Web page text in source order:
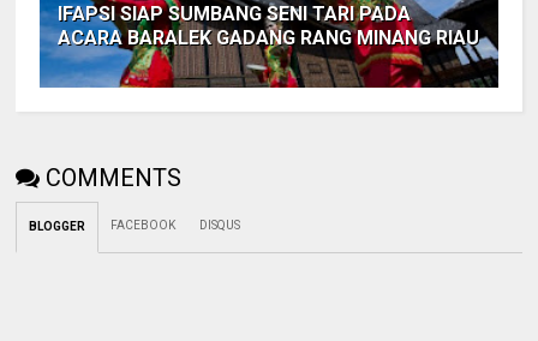
IFAPSI SIAP SUMBANG SENI TARI PADA
ACARA BARALEK GADANG RANG MINANG RIAU
COMMENTS
BLOGGER FACEBOOK DISQUS